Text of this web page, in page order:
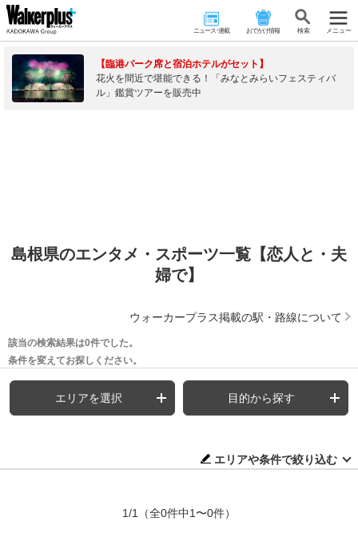
ニュース･連載 おでかけ情報 検 索 メニュー
【臨港パーク席と宿泊ホテルがセット】
花火を間近で堪能できる！「みなとみらいフェスティバ
ル」鑑賞ツアーを販売中
島根県のエンタメ・スポーツ一覧【恋人と・夫
婦で】
ウォーカープラス掲載の駅・路線について
該当の検索結果は0件でした。
条件を変えてお探しください。
エリアを選択 目的から探す
エリアや条件で絞り込む
1/1 （全0件中1〜0件）